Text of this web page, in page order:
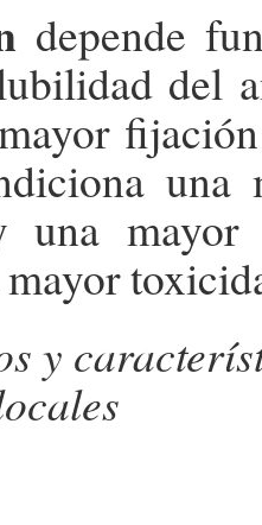
depende
del
una
una
y